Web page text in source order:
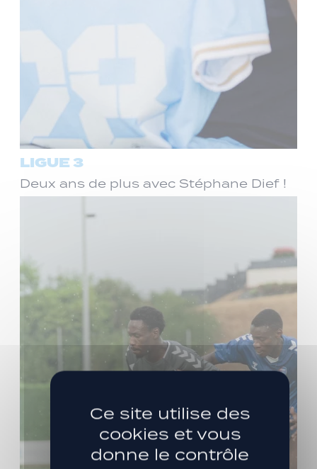
LIGUE 3
Deux ans de plus avec Stéphane Dief !
Ce site utilise des
cookies et vous
donne le contrôle